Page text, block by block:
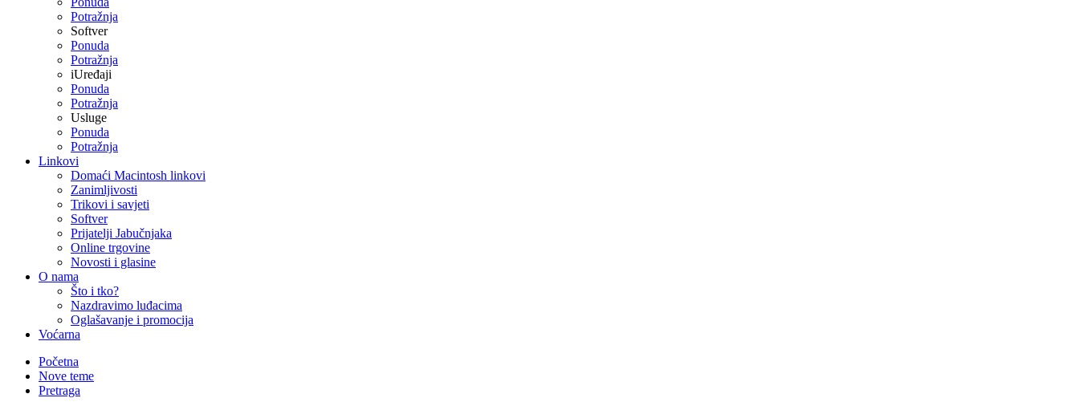
Potražnja
Softver
Ponuda
Potražnja
iUređaji
Ponuda
Potražnja
Usluge
Ponuda
Potražnja
Linkovi
Domaći Macintosh linkovi
Zanimljivosti
Trikovi i savjeti
Softver
Prijatelji Jabučnjaka
Online trgovine
Novosti i glasine
O nama
Što i tko?
Nazdravimo luđacima
Oglašavanje i promocija
Voćarna
Početna
Nove teme
Pretraga